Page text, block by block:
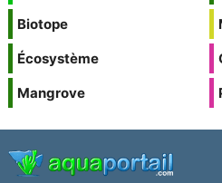
Biotope
Écosystème
Mangrove